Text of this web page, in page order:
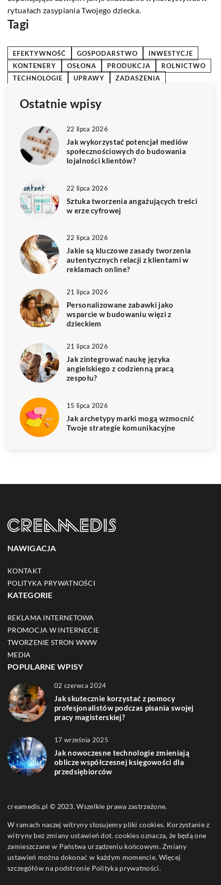
Tagi
EFEKTYWNOŚĆ GOSPODARSTWO
INWESTYCJE
KONTENERY
OSŁONA PRODUKCJA
ROLNICTWO
TECHNOLOGIE
UPRAWY ZADASZENIA
Ostatnie wpisy
22 lipca 2026
Jak wykorzystać potencjał mediów
społecznościowych do budowania
lojalności klientów?
22 lipca 2026
Sztuka tworzenia angażujących treści
w erze cyfrowej
22 lipca 2026
Jakie są kluczowe zasady tworzenia
autentycznych relacji z klientami w
reklamach online?
21 lipca 2026
Personalizowane zabawki jako
wsparcie w budowaniu więzi z
dzieckiem
21 lipca 2026
Jak zintegrować naukę języka
angielskiego z codzienną pracą
zespołu?
15 lipca 2026
Jak archetypy marki mogą wzmocnić
Twoje strategie komunikacyjne
NAWIGACJA
KONTAKT
POLITYKA PRYWATNOŚCI
KATEGORIE
REKLAMA INTERNETOWA
PROMOCJA W INTERNECIE
TWORZENIE STRON WWW
MEDIA
POPULARNE WPISY
02 czerwca 2024
Jak skutecznie korzystać z pomocy
profesjonalistów podczas pisania swojej
pracy magisterskiej?
17 września 2025
Jak nowoczesne technologie zmieniają
oblicze współczesnej księgowości dla
przedsiębiorców
creamedis.pl © 2023. Wszelkie prawa zastrzeżone.
W ramach naszej witryny stosujemy pliki cookies. Korzystanie z
witryny bez zmiany ustawień dot. cookies oznacza, że będą one
zamieszczane w Państwa urządzeniu końcowym. Zmiany
ustawień można dokonać w każdym momencie. Więcej
szczegółów na podstronie Polityka prywatności.